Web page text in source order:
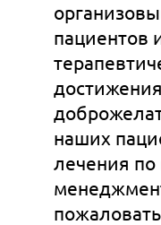
пациентов
наших
лечения